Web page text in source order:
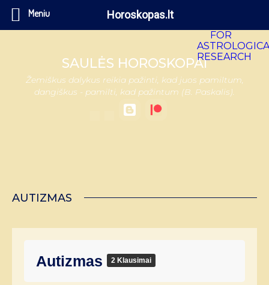
SAULĖS HOROSKOPAI
Žemiškus dalykus reikia pažinti, kad juos pamiltum,
dangiškus - pamilti, kad pažintum (B. Paskalis).
AUTIZMAS
Autizmas 2 Klausimai
Meniu Horoskopas.lt